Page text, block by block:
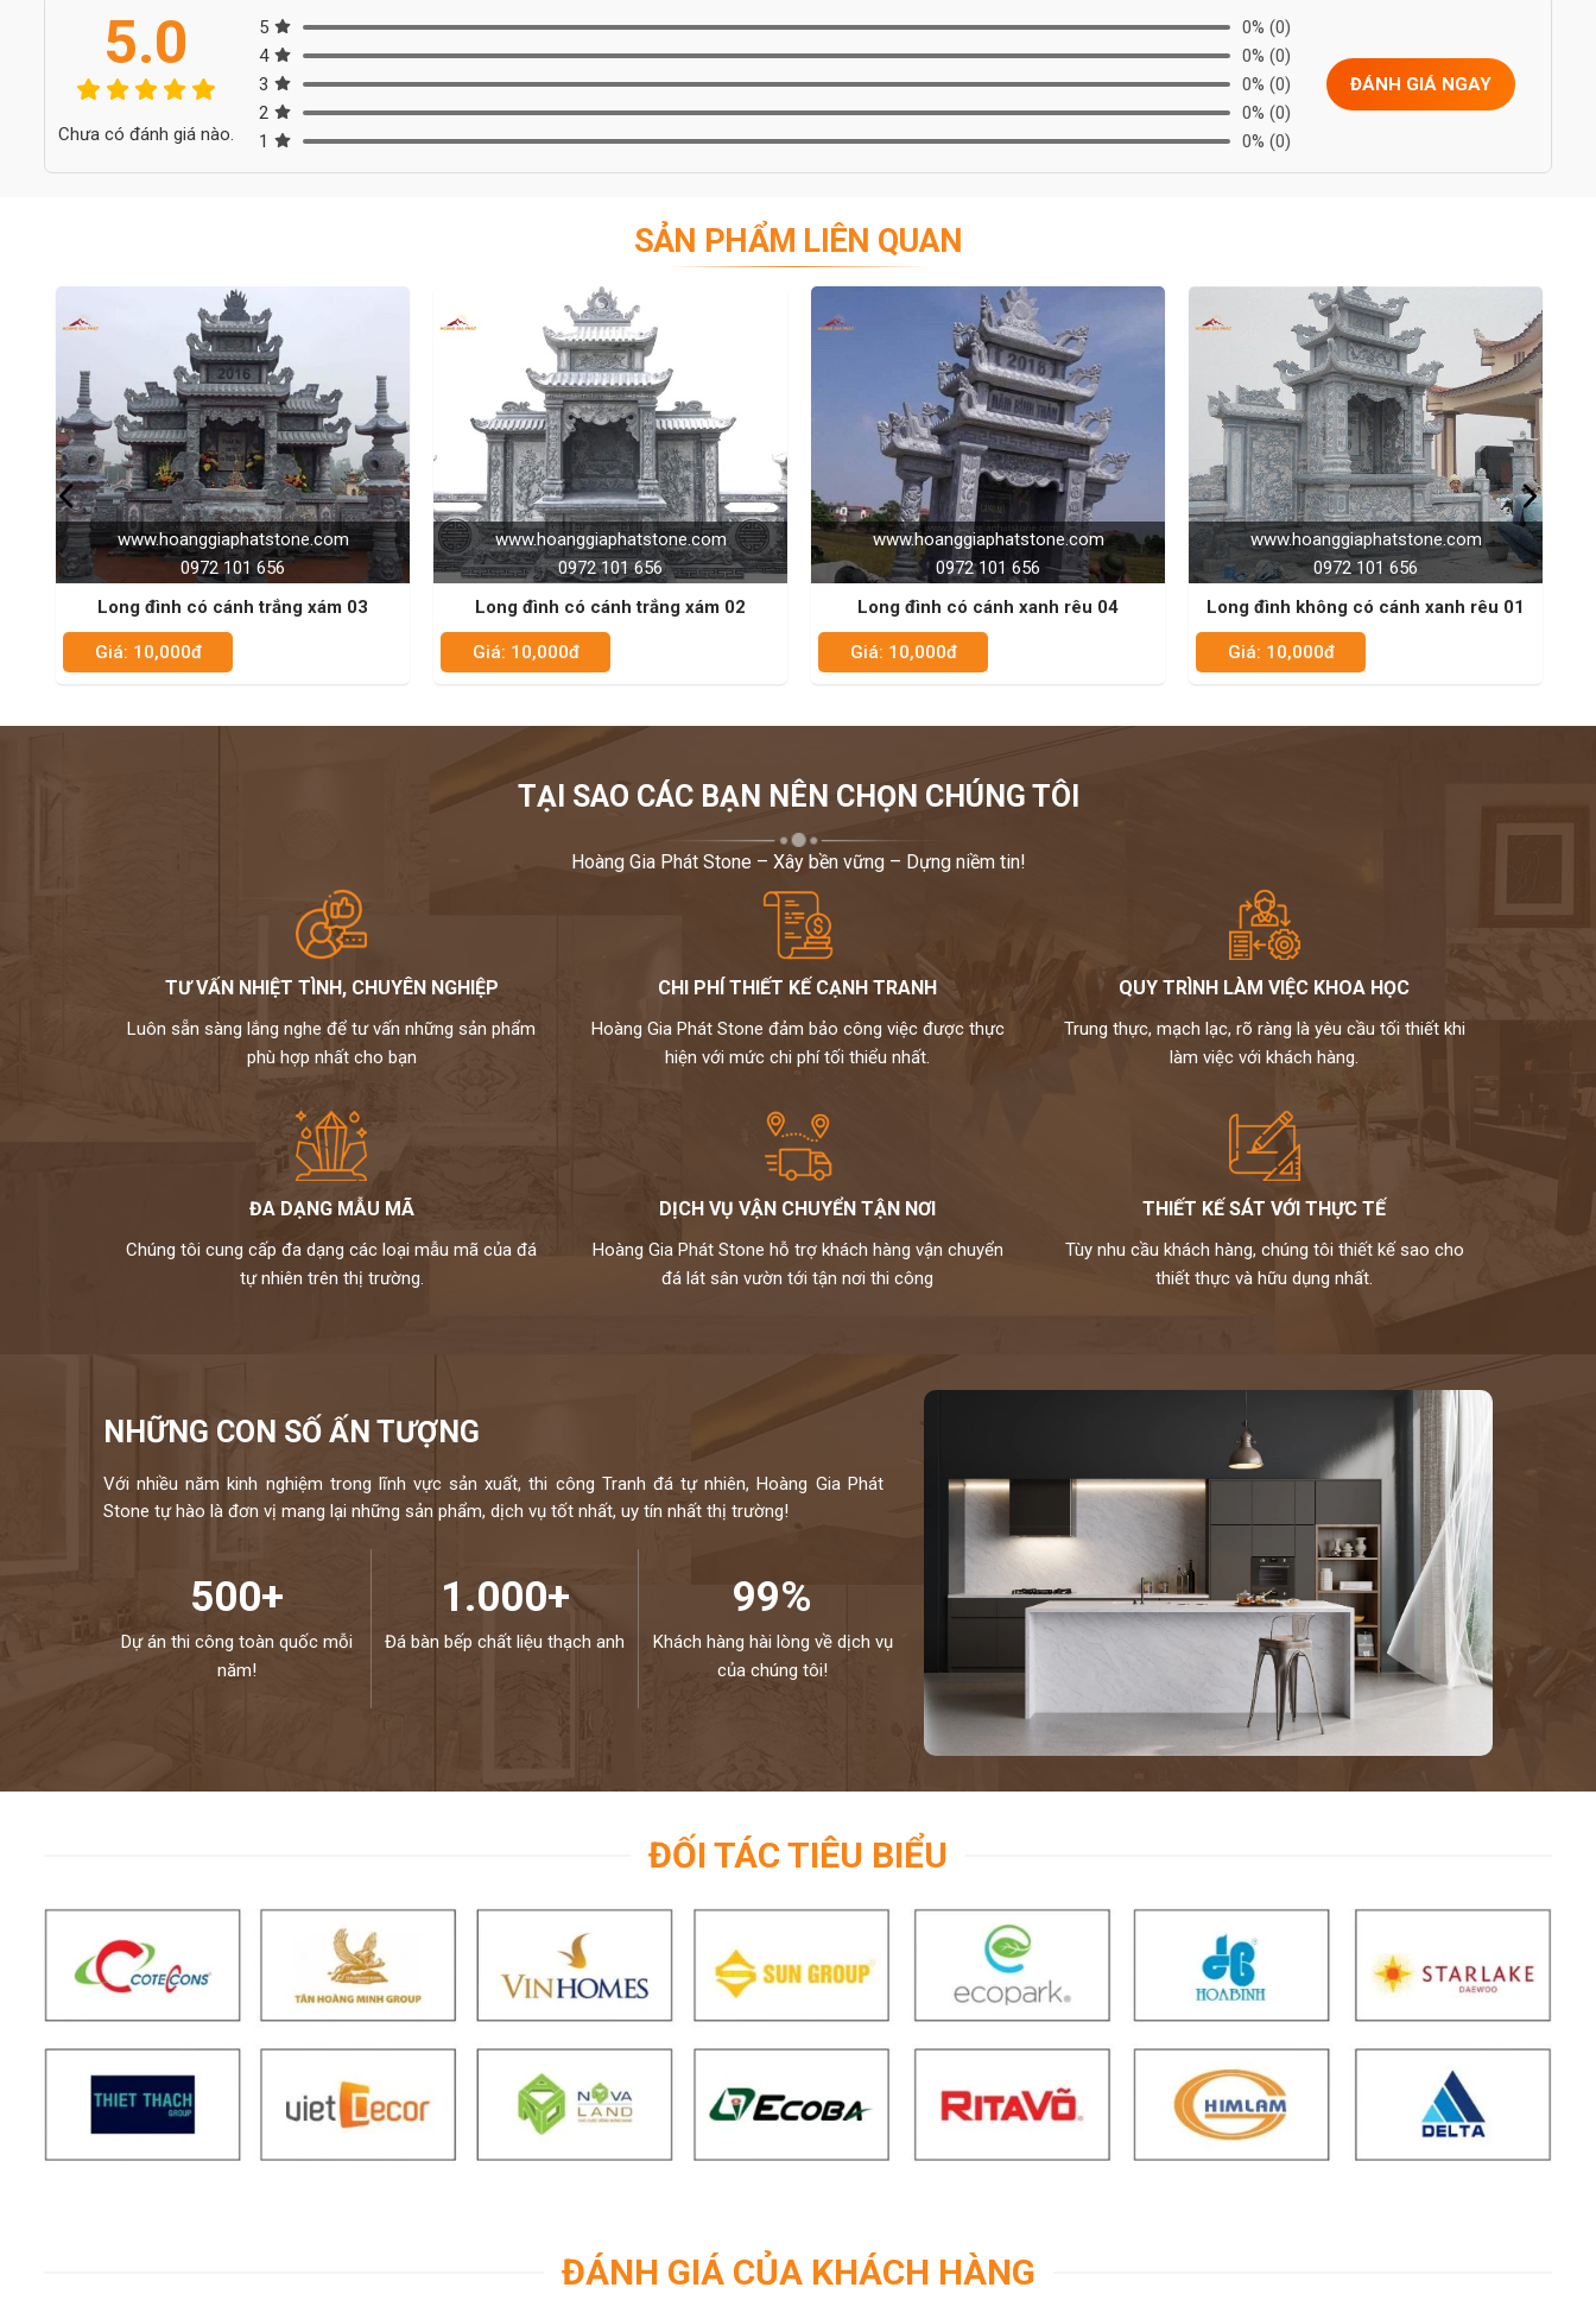
5.0
Chưa có đánh giá nào.
5 0% (0)
4
0% (0)
3
0% (0)
2
0% (0)
1
0% (0)
ĐÁNH GIÁ NGAY
SẢN PHẨM LIÊN QUAN
www.hoanggiaphatstone.com
0972 101 656
Long đình có cánh trắng xám 02
Giá: 10,000đ
www.hoanggiaphatstone.com
0972 101 656
Long đình có cánh xanh rêu 04
Giá: 10,000đ
www.hoanggiaphatstone.com
0972 101 656
Long đình không có cánh xanh rêu 01
Giá: 10,000đ
www.hoanggiaphatstone.com
0972 101 656
Long đình có cánh trắng xám 01
Giá: 10,000đ
TẠI SAO CÁC BẠN NÊN CHỌN CHÚNG TÔI
Hoàng Gia Phát Stone – Xây bền vững – Dựng niềm tin!
TƯ VẤN NHIỆT TÌNH, CHUYÊN NGHIỆP
Luôn sẵn sàng lắng nghe để tư vấn những sản phẩm
phù hợp nhất cho bạn
CHI PHÍ THIẾT KẾ CẠNH TRANH
Hoàng Gia Phát Stone đảm bảo công việc được thực
hiện với mức chi phí tối thiểu nhất.
QUY TRÌNH LÀM VIỆC KHOA HỌC
Trung thực, mạch lạc, rõ ràng là yêu cầu tối thiết khi
làm việc với khách hàng.
ĐA DẠNG MẪU MÃ
Chúng tôi cung cấp đa dạng các loại mẫu mã của đá
tự nhiên trên thị trường.
DỊCH VỤ VẬN CHUYỂN TẬN NƠI
Hoàng Gia Phát Stone hỗ trợ khách hàng vận chuyển
đá lát sân vườn tới tận nơi thi công
THIẾT KẾ SÁT VỚI THỰC TẾ
Tùy nhu cầu khách hàng, chúng tôi thiết kế sao cho
thiết thực và hữu dụng nhất.
NHỮNG CON SỐ ẤN TƯỢNG
Với nhiều năm kinh nghiệm trong lĩnh vực sản xuất, thi công Tranh đá tự nhiên, Hoàng Gia Phát
Stone tự hào là đơn vị mang lại những sản phẩm, dịch vụ tốt nhất, uy tín nhất thị trường!
500+
Dự án thi công toàn quốc mỗi
năm!
1.000+
Đá bàn bếp chất liệu thạch anh
99%
Khách hàng hài lòng về dịch vụ
của chúng tôi!
ĐỐI TÁC TIÊU BIỂU
ĐÁNH GIÁ CỦA KHÁCH HÀNG